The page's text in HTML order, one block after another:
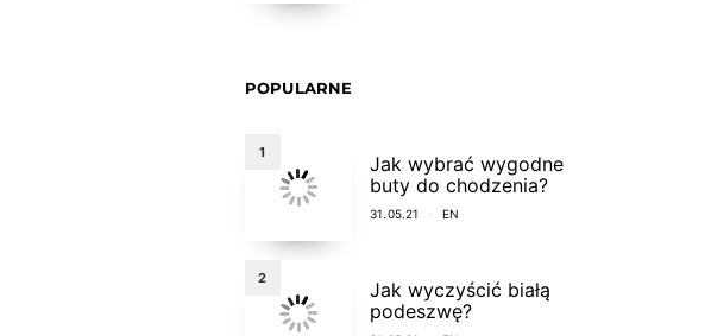
POPULARNE
1
Jak wybrać wygodne
buty do chodzenia?
31.05.21 EN
2
Jak wyczyścić białą
podeszwę?